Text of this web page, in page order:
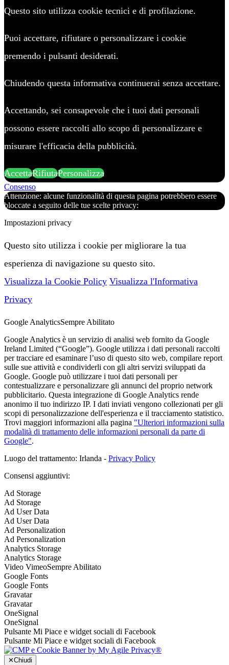
Questo sito utilizza cookie tecnici e di profilazione.
Puoi accettare, rifiutare o personalizzare i cookie
premendo i pulsanti desiderati.
Chiudendo questa informativa continuerai senza accettare.
Accettando, sei consapevole che i tuoi dati personali
possono essere raccolti allo scopo di personalizzare e
misurare l'efficacia della pubblicità.
AccettaRifiutaPersonalizza
Consenso
Attenzione: alcune funzionalità di questa pagina potrebbero essere
bloccate a seguito delle tue scelte privacy:
Impostazioni privacy
Questo sito utilizza i cookie per migliorare la tua
esperienza di navigazione su questo sito.
Visualizza la Cookie Policy Visualizza l'Informativa
Privacy
Google AnalyticsSempre Abilitato
Google Analytics è un servizio di analisi web fornito da Google
Ireland Limited (“Google”). Google utilizza i dati personali raccolti
per tracciare ed esaminare l’uso di questo sito web, compilare report
sulle sue attività e condividerli con gli altri servizi sviluppati da
Google. Google può utilizzare i tuoi dati personali per
contestualizzare e personalizzare gli annunci del proprio network
pubblicitario. Questa integrazione di Google Analytics rende
anonimo il tuo indirizzo IP. I dati inviati vengono collezionati per gli
scopi di personalizzazione dell'esperienza e il tracciamento statistico.
Trovi maggiori informazioni alla pagina "Ulteriori informazioni sulla
modalità di trattamento delle informazioni personali da parte di
Google".
Luogo del trattamento: Irlanda - Privacy Policy
Consensi aggiuntivi:
Ad Storage
Ad Storage
Ad User Data
Ad User Data
Ad Personalization
Ad Personalization
Analytics Storage
Analytics Storage
Video VimeoSempre Abilitato
Google Fonts
Google Fonts
Gravatar
Gravatar
OneSignal
OneSignal
Pulsante Mi Piace e widget sociali di Facebook
Pulsante Mi Piace e widget sociali di Facebook
✕Chiudi